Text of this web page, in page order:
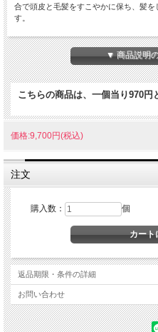
合で頭皮と毛髪をすこやかに保ち、髪
す。
フケ・カユミをとり、エモリエント作
やさしくいたわり、しなやかに保ちます
キメ細かいソフトな泡立ちのマイルド
商品名 ジェック パパアールシャンプー
内容量 1本：180g
リン酸PEG-190、 パパイン、 ヒバマタ
エキス、 ローマカミツレ花エキス、 ゴ
ウキズタ葉/茎エキス、 オドリコソウ花
ス、 セイヨウアカマツ球果エキス、 ロ
ヘキサ（ヒドロキシステアリン酸/ステ
ル、 BG、 安息香酸Na、 メチルパラベ
ご利用上の注意
お肌に異常がある時、お肌に合わない場
使用中、赤み、かゆみ、刺激等の異常
等へのご相談をおすすめします。その
ります。
▼ 商品説明
こちらの商品は、一個当り970円
価格:9,700円(税込)
注文
購入数： 個
返品期限・条件の詳細
お問い合わせ